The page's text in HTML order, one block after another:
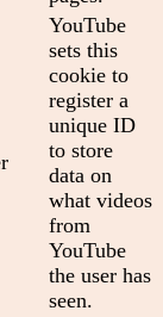
YouTube
sets this
cookie to
register a
unique ID
to store
data on
what videos
from
YouTube
the user has
seen.